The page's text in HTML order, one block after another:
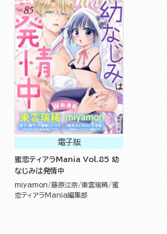
電子版
蜜恋ティアラMania Vol.85 幼
なじみは発情中
miyamon 藤原江奈 東雲瑞稀 蜜
恋ティアラMania編集部